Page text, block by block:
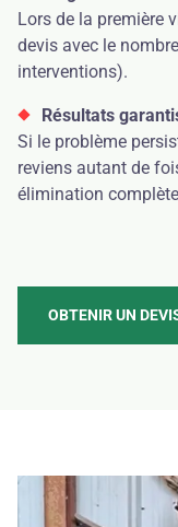
Lors de la première
devis avec le
interventions).
Résultats
Si le problème
reviens autant de
élimination
OBTENIR UN